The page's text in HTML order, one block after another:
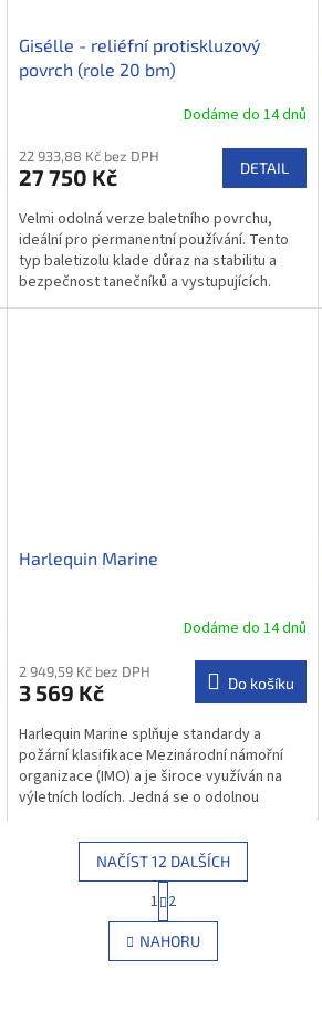
Gisélle - reliéfní protiskluzový
povrch (role 20 bm)
Dodáme do 14 dnů
22 933,88 Kč bez DPH
27 750 Kč DETAIL
Velmi odolná verze baletního povrchu,
ideální pro permanentní používání. Tento
typ baletizolu klade důraz na stabilitu a
bezpečnost tanečníků a vystupujících.
Harlequin Marine
Dodáme do 14 dnů
2 949,59 Kč bez DPH
3 569 Kč Do košíku
Harlequin Marine splňuje standardy a
požární klasifikace Mezinárodní námořní
organizace (IMO) a je široce využíván na
výletních lodích. Jedná se o odolnou
O
v
l
NAČÍST 12 DALŠÍCH
t
r
á
n
1 2
NAHORU